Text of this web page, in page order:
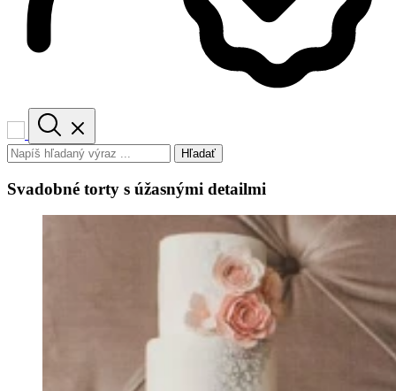
Hľadať
Svadobné torty s úžasnými detailmi